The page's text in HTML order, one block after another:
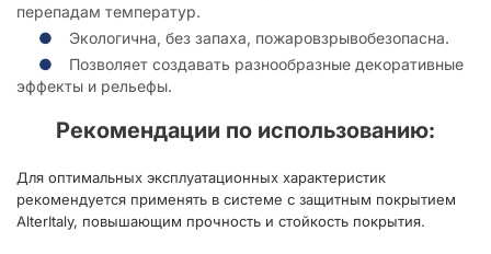
перепадам температур.
Экологична, без запаха, пожаровзрывобезопасна.
Позволяет создавать разнообразные декоративные
эффекты и рельефы.
Рекомендации по использованию:
Для оптимальных эксплуатационных характеристик
рекомендуется применять в системе с защитным покрытием
AlterItaly, повышающим прочность и стойкость покрытия.